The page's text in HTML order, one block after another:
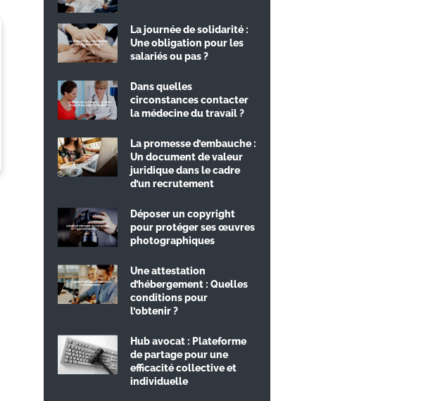
La journée de solidarité :
Une obligation pour les
salariés ou pas ?
Dans quelles
circonstances contacter
la médecine du travail ?
La promesse d’embauche :
Un document de valeur
juridique dans le cadre
d’un recrutement
Déposer un copyright
pour protéger ses œuvres
photographiques
Une attestation
d’hébergement : Quelles
conditions pour
l’obtenir ?
Hub avocat : Plateforme
de partage pour une
efficacité collective et
individuelle